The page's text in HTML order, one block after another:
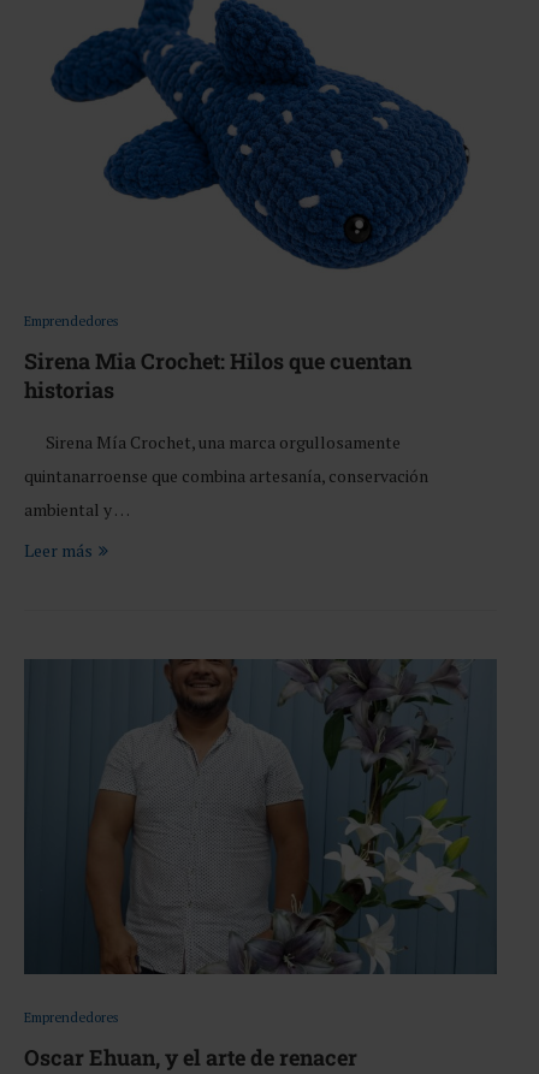
Emprendedores
Sirena Mia Crochet: Hilos que cuentan
historias
Sirena Mía Crochet, una marca orgullosamente
quintanarroense que combina artesanía, conservación
ambiental y …
Leer más
Emprendedores
Oscar Ehuan, y el arte de renacer